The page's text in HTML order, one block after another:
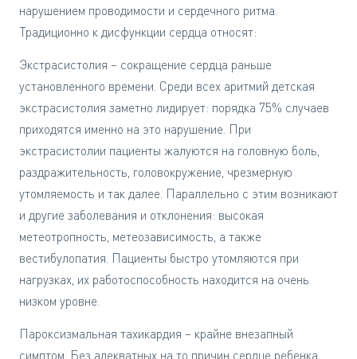
нарушением проводимости и сердечного ритма.
Традиционно к дисфункции сердца относят:
Экстрасистолия – сокращение сердца раньше
установленного времени. Среди всех аритмий детская
экстрасистолия заметно лидирует: порядка 75% случаев
приходятся именно на это нарушение. При
экстрасистолии пациенты жалуются на головную боль,
раздражительность, головокружение, чрезмерную
утомляемость и так далее. Параллельно с этим возникают
и другие заболевания и отклонения: высокая
метеотропность, метеозависимость, а также
вестибулопатия. Пациенты быстро утомляются при
нагрузках, их работоспособность находится на очень
низком уровне.
Пароксизмальная тахикардия – крайне внезапный
симптом. Без адекватных на то причин сердце ребенка